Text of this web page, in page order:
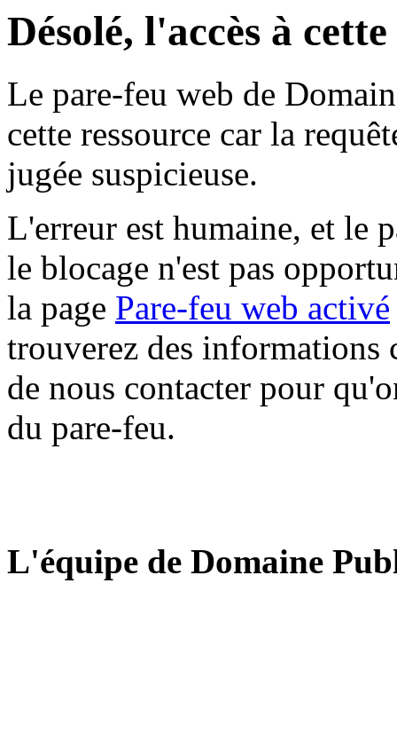
Désolé, l'accès à
Le pare-feu web de
cette ressource car la
jugée suspicieuse.
L'erreur est humaine, et le
le blocage n'est pas
la page Pare-feu web activé
trouverez des informations
de nous contacter pour
du pare-feu.
L'équipe de Domaine